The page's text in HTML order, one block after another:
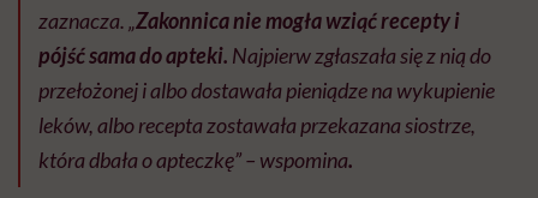
zaznacza. „Zakonnica nie mogła wziąć recepty i
pójść sama do apteki. Najpierw zgłaszała się z nią do
przełożonej i albo dostawała pieniądze na wykupienie
leków, albo recepta zostawała przekazana siostrze,
która dbała o apteczkę” – wspomina.